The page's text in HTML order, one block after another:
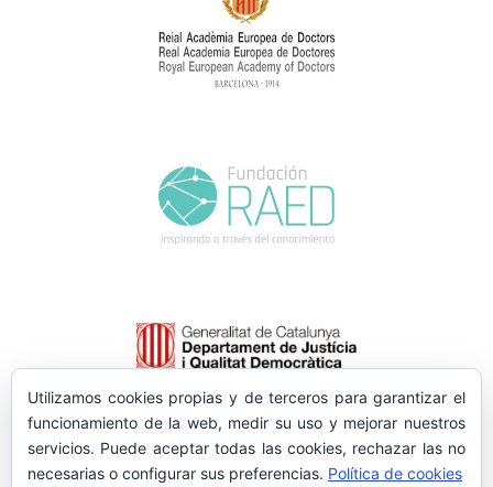
Utilizamos cookies propias y de terceros para garantizar el
funcionamiento de la web, medir su uso y mejorar nuestros
servicios. Puede aceptar todas las cookies, rechazar las no
necesarias o configurar sus preferencias. Política de cookies